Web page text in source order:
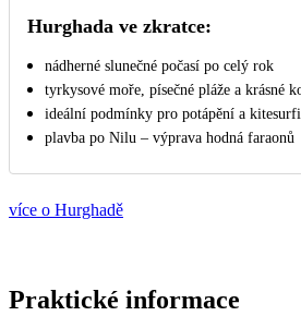
Hurghada ve zkratce:
nádherné slunečné počasí po celý rok
tyrkysové moře, písečné pláže a krásné
ideální podmínky pro potápění a
plavba po Nilu – výprava hodná faraonů
více o Hurghadě
Praktické informace